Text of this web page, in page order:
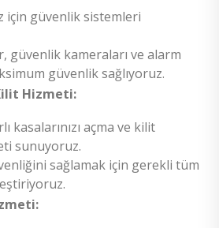
için güvenlik sistemleri
güvenlik kameraları ve alarm
güvenlik sağlıyoruz.
Hizmeti:
kasalarınızı açma ve kilit
sunuyoruz.
sağlamak için gerekli tüm